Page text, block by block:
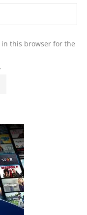
in this browser for the